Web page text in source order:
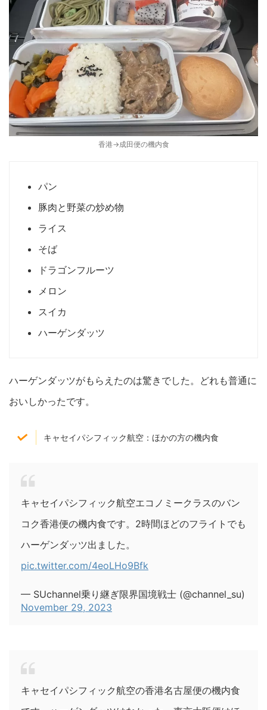
香港→成田便の機内食
パン
豚肉と野菜の炒め物
ライス
そば
ドラゴンフルーツ
メロン
スイカ
ハーゲンダッツ
ハーゲンダッツがもらえたのは驚きでした。どれも普通に
おいしかったです。
キャセイパシフィック航空：ほかの方の機内食
キャセイパシフィック航空エコノミークラスのバン
コク香港便の機内食です。2時間ほどのフライトでも
ハーゲンダッツ出ました。
pic.twitter.com/4eoLHo9Bfk
— SUchannel乗り継ぎ限界国境戦士 (@channel_su)
November 29, 2023
キャセイパシフィック航空の香港名古屋便の機内食